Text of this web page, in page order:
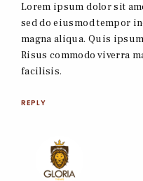
Lorem ipsum dolor sit
sed do eiusmod tempor
magna aliqua. Quis
Risus commodo viverra
facilisis.
REPLY